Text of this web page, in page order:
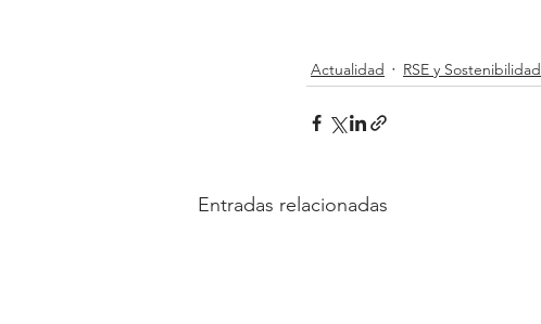
Actualidad RSE y Sostenibilidad
Entradas relacionadas